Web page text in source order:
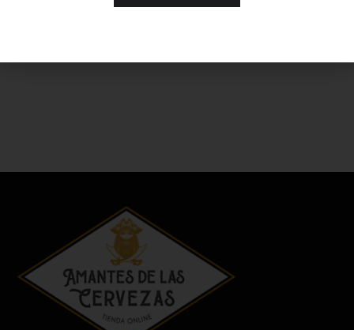
especialmente tostada. Esta cerveza, es lo más cercano a la